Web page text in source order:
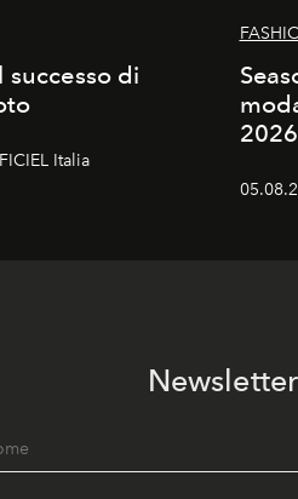
successo di
Italia
Newsletter